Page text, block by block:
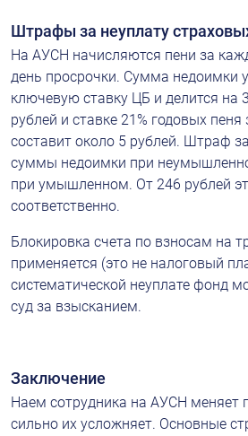
Штрафы за неуплату
На АУСН начисляются пени за
день просрочки. Сумма недоимки
ключевую ставку ЦБ и делится на
рублей и ставке 21% годовых
составит около 5 рублей. Штраф
суммы недоимки при
при умышленном. От 246 рублей
соответственно.
Блокировка счета по взносам на
применяется (это не налоговый
систематической неуплате фонд
суд за взысканием.
Заключение
Наем сотрудника на АУСН меняет
сильно их усложняет. Основные